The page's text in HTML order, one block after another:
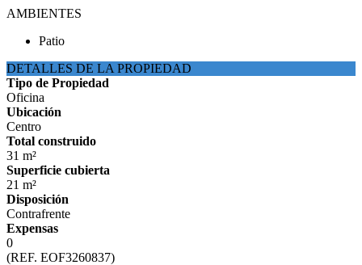
AMBIENTES
Patio
DETALLES DE LA PROPIEDAD
Tipo de Propiedad
Oficina
Ubicación
Centro
Total construido
31 m²
Superficie cubierta
21 m²
Disposición
Contrafrente
Expensas
0
(REF. EOF3260837)